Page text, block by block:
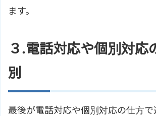
ます。
３.電話対応や個別対応
別
最後が電話対応や個別対応の仕方